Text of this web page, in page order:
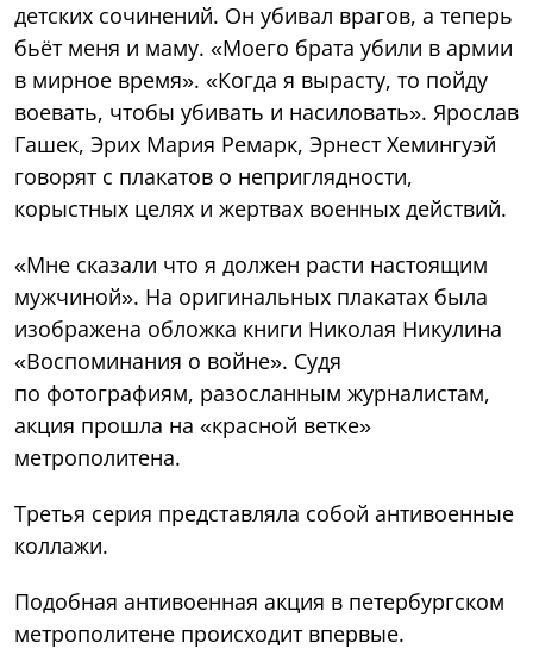
детских сочинений. Он убивал врагов, а теперь
бьёт меня и маму. «Моего брата убили в армии
в мирное время». «Когда я вырасту, то пойду
воевать, чтобы убивать и насиловать». Ярослав
Гашек, Эрих Мария Ремарк, Эрнест Хемингуэй
говорят с плакатов о неприглядности,
корыстных целях и жертвах военных действий.
«Мне сказали что я должен расти настоящим
мужчиной». На оригинальных плакатах была
изображена обложка книги Николая Никулина
«Воспоминания о войне». Судя
по фотографиям, разосланным журналистам,
акция прошла на «красной ветке»
метрополитена.
Третья серия представляла собой антивоенные
коллажи.
Подобная антивоенная акция в петербургском
метрополитене происходит впервые.